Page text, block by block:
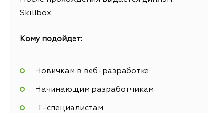
Skillbox.
Кому подойдет:
Новичкам в веб-разработке
Начинающим разработчикам
IT-специалистам